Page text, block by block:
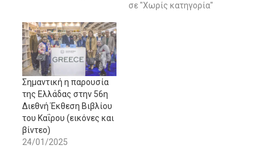
σε "Χωρίς κατηγορία"
Σημαντική η παρουσία
της Ελλάδας στην 56η
Διεθνή Έκθεση Βιβλίου
του Καΐρου (εικόνες και
βίντεο)
24/01/2025